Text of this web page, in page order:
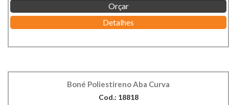
Orçar
Detalhes
Boné Poliestireno Aba Curva
Cod.: 18818